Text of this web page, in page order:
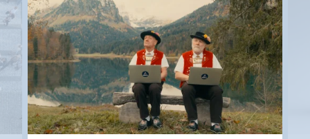
Anwil
Appenzell
Au SG
Baar
Baden
Balsthal
Balzers